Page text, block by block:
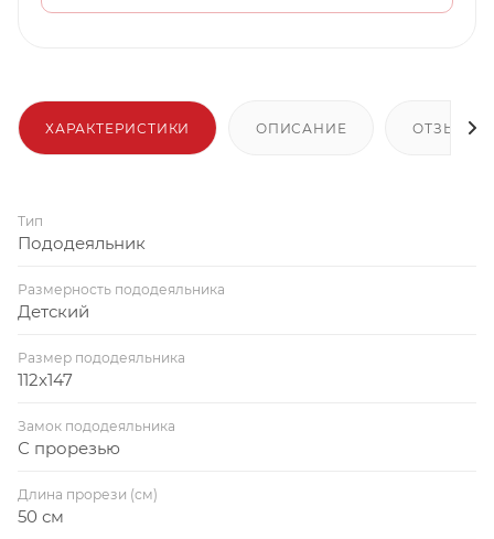
ХАРАКТЕРИСТИКИ ОПИСАНИЕ ОТЗЫВЫ
Тип
Пододеяльник
Размерность пододеяльника
Детский
Размер пододеяльника
112x147
Замок пододеяльника
С прорезью
Длина прорези (см)
50 см